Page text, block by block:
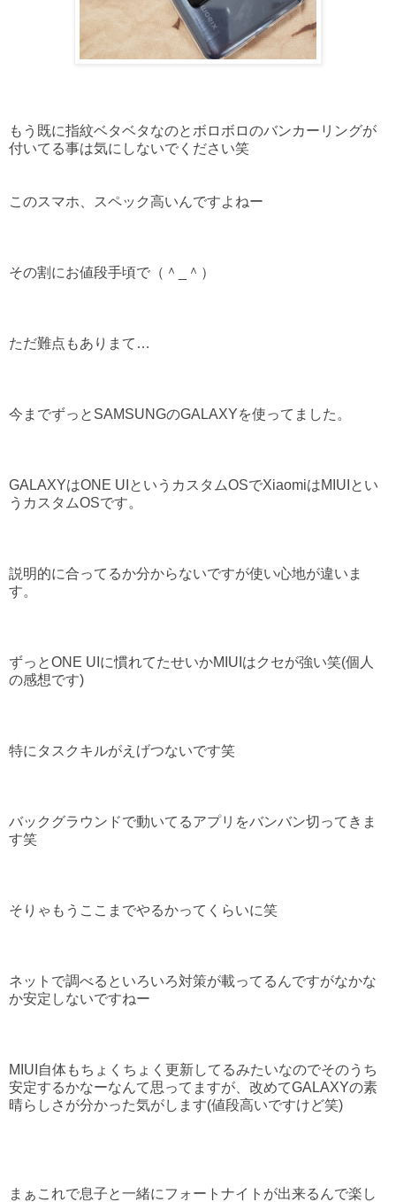
もう既に指紋ベタベタなのとボロボロのバンカーリングが
付いてる事は気にしないでください笑
このスマホ、スペック高いんですよねー
その割にお値段手頃で（＾_＾）
ただ難点もありまて…
今までずっとSAMSUNGのGALAXYを使ってました。
GALAXYはONE UIというカスタムOSでXiaomiはMIUIとい
うカスタムOSです。
説明的に合ってるか分からないですが使い心地が違いま
す。
ずっとONE UIに慣れてたせいかMIUIはクセが強い笑(個人
の感想です)
特にタスクキルがえげつないです笑
バックグラウンドで動いてるアプリをバンバン切ってきま
す笑
そりゃもうここまでやるかってくらいに笑
ネットで調べるといろいろ対策が載ってるんですがなかな
か安定しないですねー
MIUI自体もちょくちょく更新してるみたいなのでそのうち
安定するかなーなんて思ってますが、改めてGALAXYの素
晴らしさが分かった気がします(値段高いですけど笑)
まぁこれで息子と一緒にフォートナイトが出来るんで楽し